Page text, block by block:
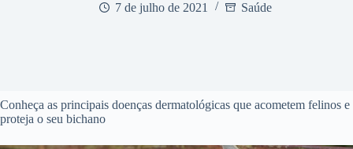
7 de julho de 2021 Saúde
Conheça as principais doenças dermatológicas que acometem felinos e
proteja o seu bichano